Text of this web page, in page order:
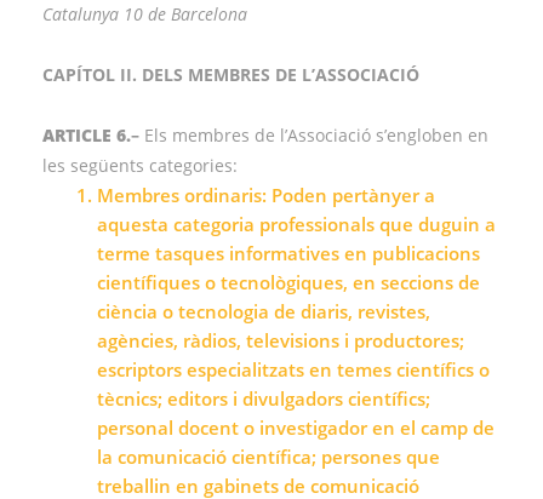
Catalunya 10 de Barcelona
CAPÍTOL II. DELS MEMBRES DE L’ASSOCIACIÓ
ARTICLE 6.– Els membres de l’Associació s’engloben en
les següents categories:
Membres ordinaris: Poden pertànyer a
aquesta categoria professionals que duguin a
terme tasques informatives en publicacions
científiques o tecnològiques, en seccions de
ciència o tecnologia de diaris, revistes,
agències, ràdios, televisions i productores;
escriptors especialitzats en temes científics o
tècnics; editors i divulgadors científics;
personal docent o investigador en el camp de
la comunicació científica; persones que
treballin en gabinets de comunicació